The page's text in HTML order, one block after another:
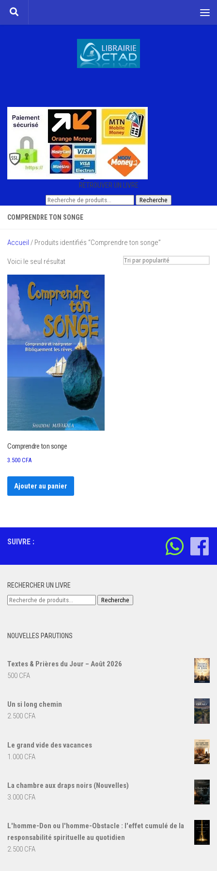
Skip to content
RETROUVER UN LIVRE
Recherche
Recherche
COMPRENDRE TON SONGE
Accueil / Produits identifiés “Comprendre ton songe”
Voici le seul résultat
Comprendre ton songe
3.500 CFA
Ajouter au panier
SUIVRE :
RECHERCHER UN LIVRE
Recherche
Recherche
NOUVELLES PARUTIONS
Textes & Prières du Jour – Août 2026
500 CFA
Un si long chemin
2.500 CFA
Le grand vide des vacances
1.000 CFA
La chambre aux draps noirs (Nouvelles)
3.000 CFA
L'homme-Don ou l'homme-Obstacle : l'effet cumulé de la
responsabilité spirituelle au quotidien
2.500 CFA